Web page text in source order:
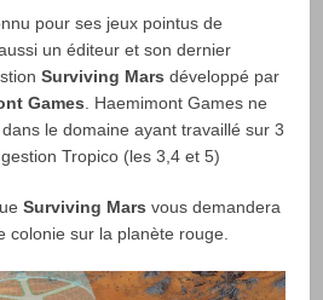
pour ses jeux pointus de
un éditeur et son dernier
Surviving Mars développé par
Games . Haemimont Games ne
le domaine ayant travaillé sur 3
Tropico (les 3,4 et 5)
Surviving Mars vous demandera
colonie sur la planète rouge.